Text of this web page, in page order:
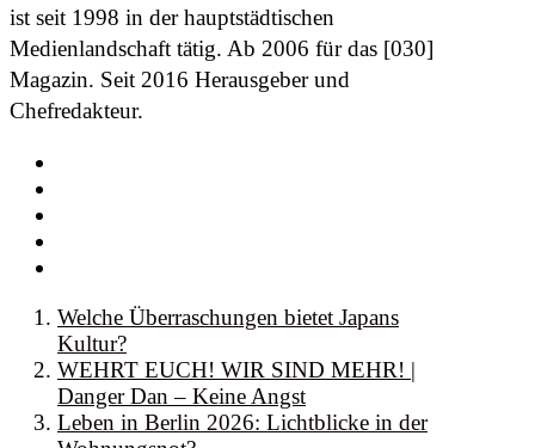
ist seit 1998 in der hauptstädtischen
Medienlandschaft tätig. Ab 2006 für das [030]
Magazin. Seit 2016 Herausgeber und
Chefredakteur.
Welche Überraschungen bietet Japans
Kultur?
WEHRT EUCH! WIR SIND MEHR! |
Danger Dan – Keine Angst
Leben in Berlin 2026: Lichtblicke in der